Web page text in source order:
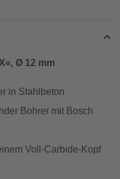
Ø 12 mm
in Stahlbeton
Bohrer mit Bosch
Voll-Carbide-Kopf